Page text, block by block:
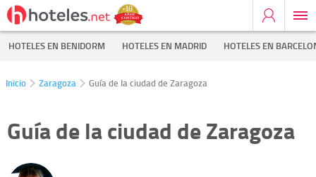
HOTELES EN BENIDORM HOTELES EN MADRID HOTELES EN
Inicio Zaragoza Guía de la ciudad de Zaragoza
Guía de la ciudad de Zaragoza